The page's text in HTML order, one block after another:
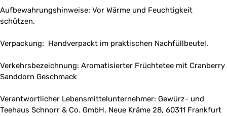
Aufbewahrungshinweise: Vor Wärme und Feuchtigkeit
schützen.
Verpackung: Handverpackt im praktischen Nachfüllbeutel.
Verkehrsbezeichnung: Aromatisierter Früchtetee mit Cranberry
Sanddorn Geschmack
Verantwortlicher Lebensmittelunternehmer: Gewürz- und
Teehaus Schnorr & Co. GmbH, Neue Kräme 28, 60311 Frankfurt